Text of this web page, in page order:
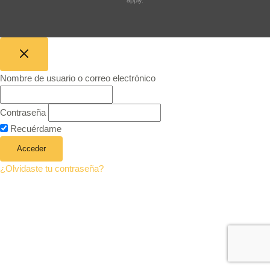
Nombre de usuario o correo electrónico
Contraseña
Recuérdame
¿Olvidaste tu contraseña?